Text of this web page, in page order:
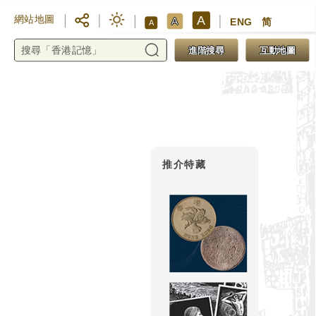
網站地圖 A A A ENG 简
進階搜尋 互動地圖
推介特藏